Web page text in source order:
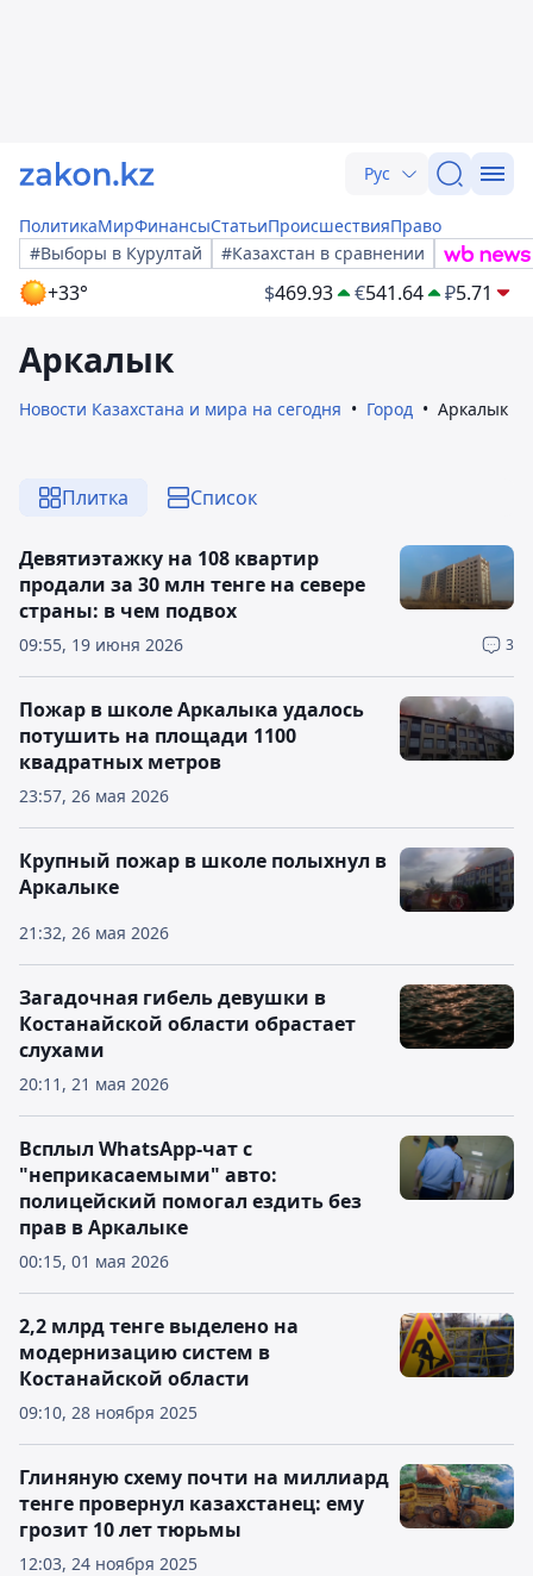
Рус
ПолитикаМирФинансыСтатьиПроисшествияПраво
#Выборы в Курултай
#Казахстан в сравнении
+33° $469.93 €541.64 ₽5.71
Аркалык
Новости Казахстана и мира на сегодня Город Аркалык
Плитка Список
09:55, 19 июня 2026 3
Девятиэтажку на 108 квартир
продали за 30 млн тенге на севере
страны: в чем подвох
23:57, 26 мая 2026
Пожар в школе Аркалыка удалось
потушить на площади 1100
квадратных метров
21:32, 26 мая 2026
Крупный пожар в школе полыхнул в
Аркалыке
20:11, 21 мая 2026
Загадочная гибель девушки в
Костанайской области обрастает
слухами
00:15, 01 мая 2026
Всплыл WhatsApp-чат с
"неприкасаемыми" авто:
полицейский помогал ездить без
прав в Аркалыке
09:10, 28 ноября 2025
2,2 млрд тенге выделено на
модернизацию систем в
Костанайской области
12:03, 24 ноября 2025
Глиняную схему почти на миллиард
тенге провернул казахстанец: ему
грозит 10 лет тюрьмы